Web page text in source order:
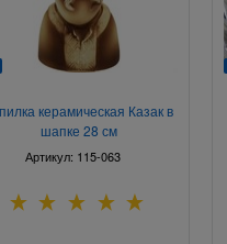
керамическая Казак в
шапке 28 см
Артикул: 115-063